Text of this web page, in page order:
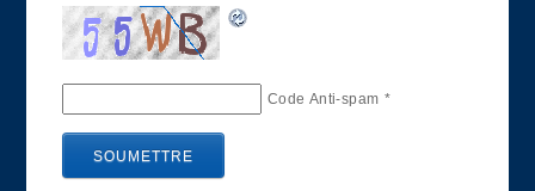
Code Anti-spam *